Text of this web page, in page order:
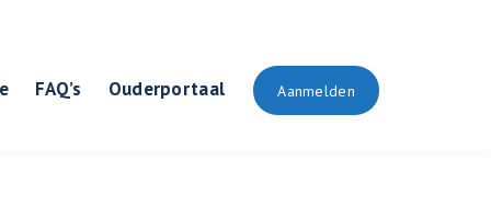
Aanmelden
FAQ’s Ouderportaal